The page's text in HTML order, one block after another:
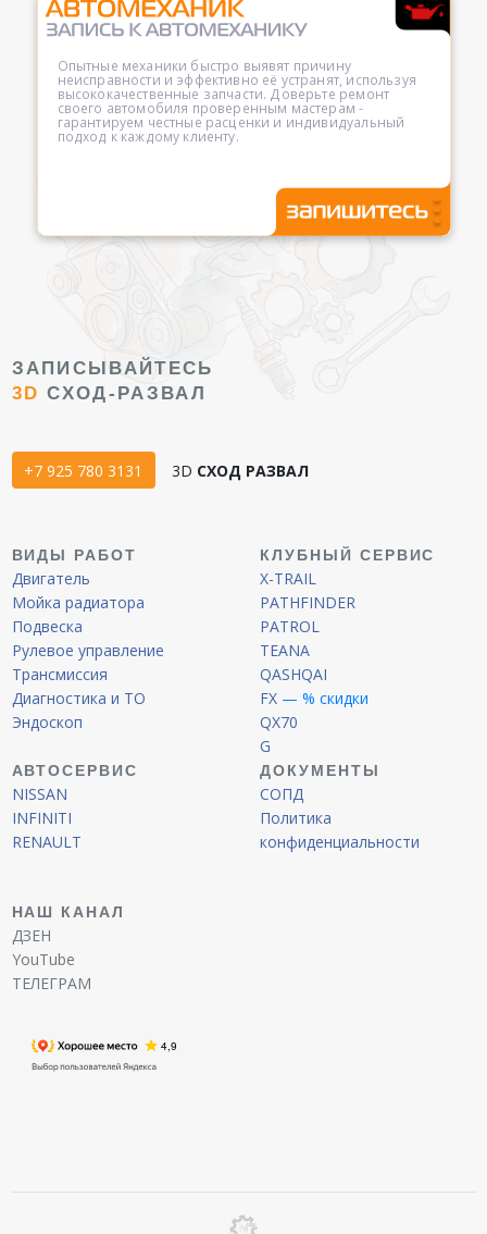
Опытные механики быстро выявят причину
неисправности и эффективно её устранят, используя
высококачественные запчасти. Доверьте ремонт
своего автомобиля проверенным мастерам -
гарантируем честные расценки и индивидуальный
подход к каждому клиенту.
ЗАПИСЫВАЙТЕСЬ
3D СХОД-РАЗВАЛ
+7 925 780 3131 3D СХОД РАЗВАЛ
ВИДЫ РАБОТ
Двигатель
Мойка радиатора
Подвеска
Рулевое управление
Трансмиссия
Диагностика и ТО
Эндоскоп
КЛУБНЫЙ СЕРВИС
X-TRAIL
PATHFINDER
PATROL
TEANA
QASHQAI
FX — % скидки
QX70
G
АВТОСЕРВИС
NISSAN
INFINITI
RENAULT
ДОКУМЕНТЫ
СОПД
Политика
конфиденциальности
НАШ КАНАЛ
ДЗЕН
YouTube
ТЕЛЕГРАМ